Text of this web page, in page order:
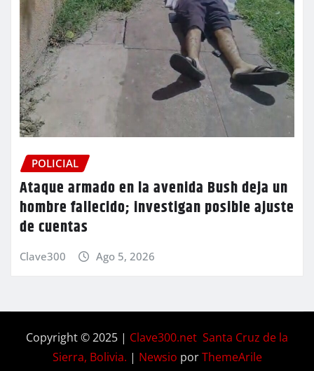
POLICIAL
Ataque armado en la avenida Bush deja un
hombre fallecido; investigan posible ajuste
de cuentas
Clave300 Ago 5, 2026
Copyright © 2025 | Clave300.net Santa Cruz de la
Sierra, Bolivia. | Newsio porThemeArile